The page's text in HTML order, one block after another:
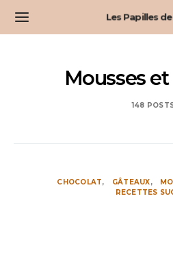
Les Papilles
Mousses
148
CHOCOLAT GÂTEAUX
RECETTES